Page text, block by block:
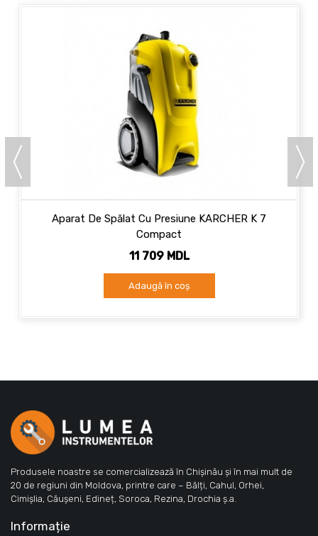
Aparat De Spălat Cu Presiune KARCHER K 7
Compact
11 709 MDL
Adaugă în coș
Produsele noastre se comercializează în Chișinău și în mai mult de
20 de regiuni din Moldova, printre care – Bălți, Cahul, Orhei,
Cimișlia, Căușeni, Edineț, Soroca, Rezina, Drochia ș.a.
Informație